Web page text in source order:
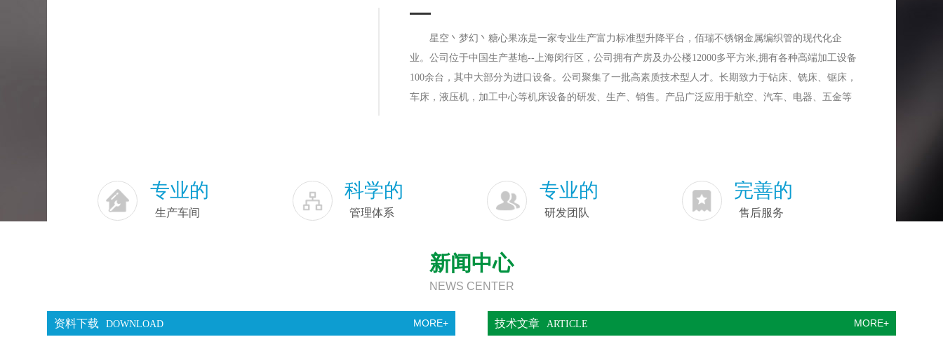
星空丶梦幻丶糖心果冻是一家专业生产富力标准型升降平台，佰瑞不锈钢金属编织管的现代化企
业。公司位于中国生产基地--上海闵行区，公司拥有产房及办公楼12000多平方米,拥有各种高端加工设备
100余台，其中大部分为进口设备。公司聚集了一批高素质技术型人才。长期致力于钻床、铣床、锯床，
车床，液压机，加工中心等机床设备的研发、生产、销售。产品广泛应用于航空、汽车、电器、五金等
资本运作相结合、内涵式发展与外延式扩张相结合的双驱动发展模式。
公司联系人：刁雄颖，联系电话：18471105472。换应来电洽谈相关合作！
专业的
生产车间
科学的
管理体系
专业的
研发团队
完善的
售后服务
新闻中心
NEWS CENTER
MORE+
资料下载 DOWNLOAD MORE+
技术文章 ARTICLE